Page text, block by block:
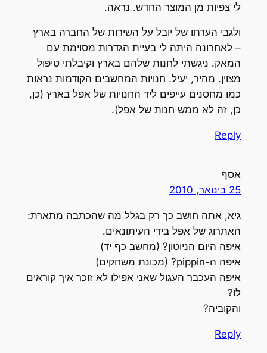
לי צפיות מן המוצר החדש. נראה.
ולגבי הערתו של יובל על השירות של החברה בארץ
– לאחרונה היתה לי בעיית הגדרות מסוימת עם
המאק. ניגשתי לחנות שלהם בארץ וקיבלתי טיפול
מצוין. מהיר, יעיל. חנויות המחשבים הקודמות נראות
כמו מחסנים עייפים ליד החנויות של אפל בארץ (כן,
כן, זה לא ממש חנות של אפל).
Reply
אסף
25 בינואר, 2010
גיא, אתה חושב כך רק בגלל מה שהכתבה מתארת:
האתרוג של אפל בידי העיתונאים.
איפה היום הניוטון? (מחשב כף יד)
איפה ה-pippin? (מכונת משחקים)
איפה העכבר העגול שאני אפילו לא זוכר איך קוראים
לו?
והקוביה?
Reply